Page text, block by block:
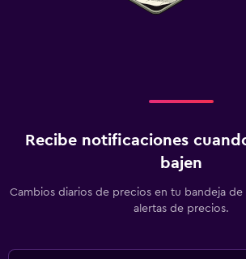
Recibe notificaciones
bajen
Cambios diarios de precios en tu bandeja de
alertas de precios.